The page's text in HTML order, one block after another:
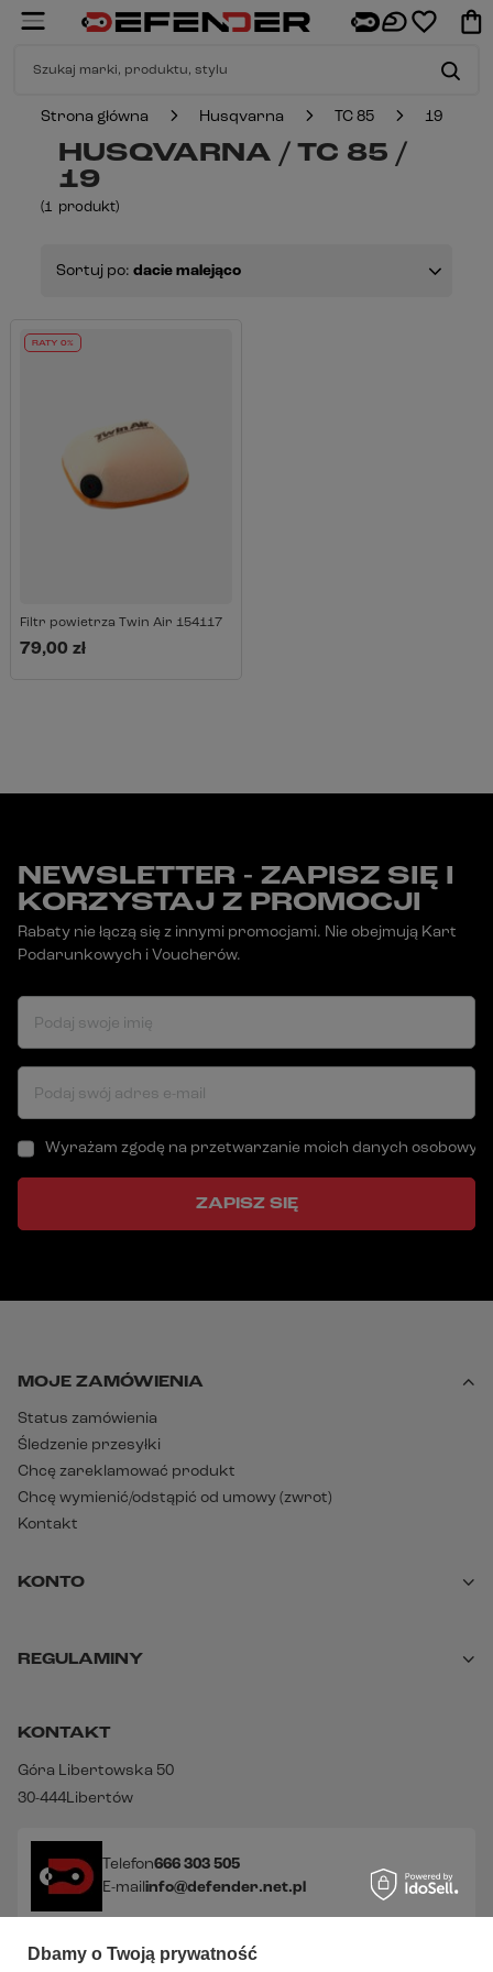
Strona główna Husqvarna TC 85 19
HUSQVARNA / TC 85 /
19
(1 produkt)
Sortuj po: dacie malejąco
RATY 0%
Filtr powietrza Twin Air 154117
79,00 zł
NEWSLETTER - ZAPISZ SIĘ I
KORZYSTAJ Z PROMOCJI
Rabaty nie łączą się z innymi promocjami. Nie obejmują Kart
Podarunkowych i Voucherów.
Podaj swoje imię
Podaj swój adres e-mail
Wyrażam zgodę na przetwarzanie moich danych
ZAPISZ SIĘ
MOJE ZAMÓWIENIA
Status zamówienia
Śledzenie przesyłki
Chcę zareklamować produkt
Chcę wymienić/odstąpić od umowy (zwrot)
Kontakt
KONTO
REGULAMINY
KONTAKT
Góra Libertowska 50
30-444Libertów
Telefon666 303 505
E-mailinfo@defender.net.pl
Dbamy o Twoją prywatność